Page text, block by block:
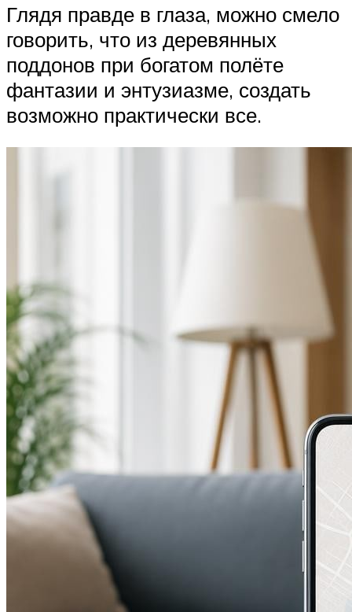
Глядя правде в глаза, можно смело
говорить, что из деревянных
поддонов при богатом полёте
фантазии и энтузиазме, создать
возможно практически все.